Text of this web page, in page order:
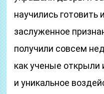
научились готовить
заслуженное
получили совсем
как ученые открыли
и уникальное